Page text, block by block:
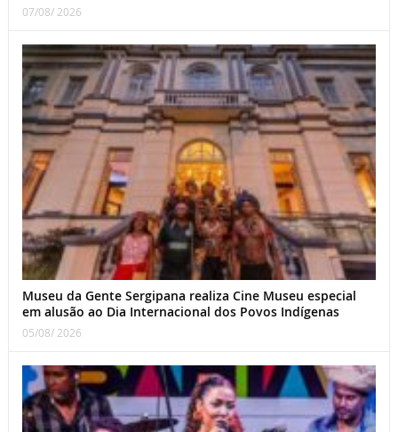
07/08/ 2026
Museu da Gente Sergipana realiza Cine Museu especial
em alusão ao Dia Internacional dos Povos Indígenas
05/08/ 2026